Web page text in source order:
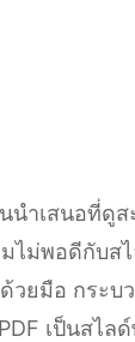
นนำเสนอที่
ไม่พอดีกับส
ยมือ กระบ
เป็นสไ